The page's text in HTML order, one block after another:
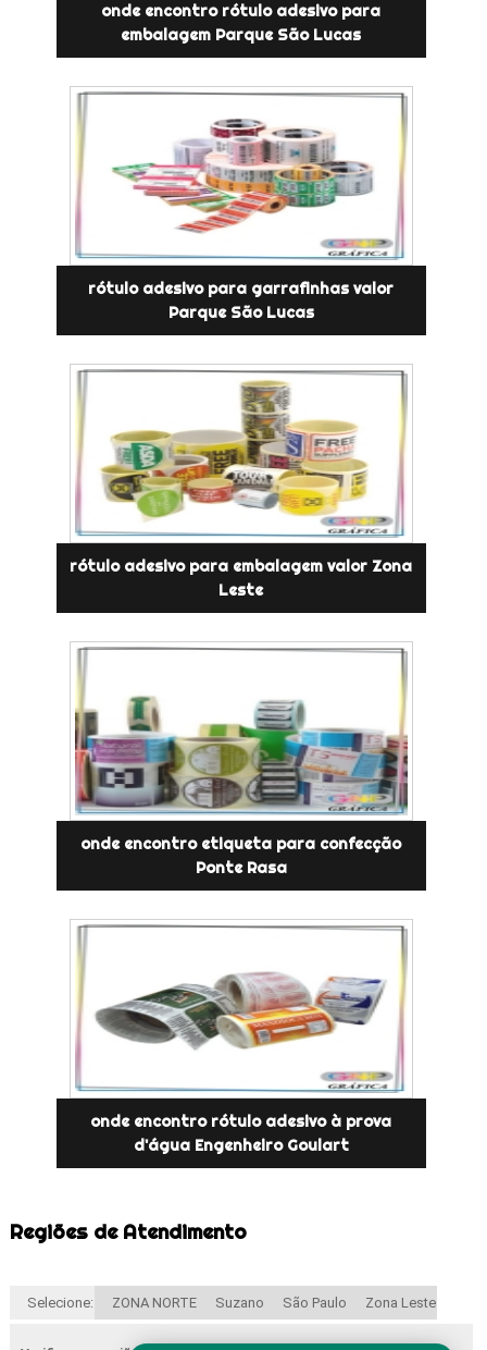
onde encontro rótulo adesivo para
embalagem Parque São Lucas
rótulo adesivo para garrafinhas valor
Parque São Lucas
rótulo adesivo para embalagem valor Zona
Leste
onde encontro etiqueta para confecção
Ponte Rasa
onde encontro rótulo adesivo à prova
d'água Engenheiro Goulart
Regiões de Atendimento
Selecione: ZONA NORTE Suzano São Paulo Zona Leste